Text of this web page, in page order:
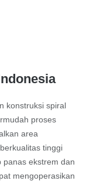
konstruksi spiral
proses
area
tinggi
panas ekstrem dan
mengoperasikan